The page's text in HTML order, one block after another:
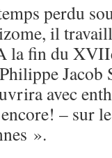
perdu
il
la fin du
Jacob
avec
– sur
».